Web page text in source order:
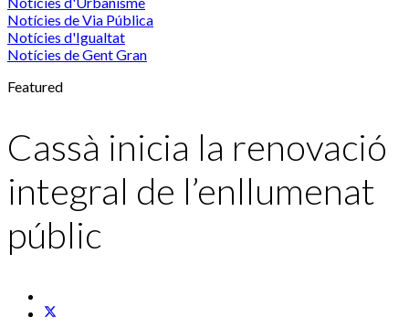
Notícies de Via Pública
Notícies d'Igualtat
Notícies de Gent Gran
Featured
Cassà inicia la renovació
integral de l’enllumenat
públic